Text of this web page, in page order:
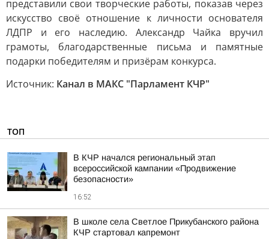
представили свои творческие работы, показав через
искусство своё отношение к личности основателя
ЛДПР и его наследию. Александр Чайка вручил
грамоты, благодарственные письма и памятные
подарки победителям и призёрам конкурса.
Источник: Канал в МАКС "Парламент КЧР"
ТОП
В КЧР начался региональный этап
всероссийской кампании «Продвижение
безопасности»
16:52
В школе села Светлое Прикубанского района
КЧР стартовал капремонт